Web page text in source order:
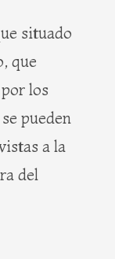
situado
que
los
pueden
a la
del